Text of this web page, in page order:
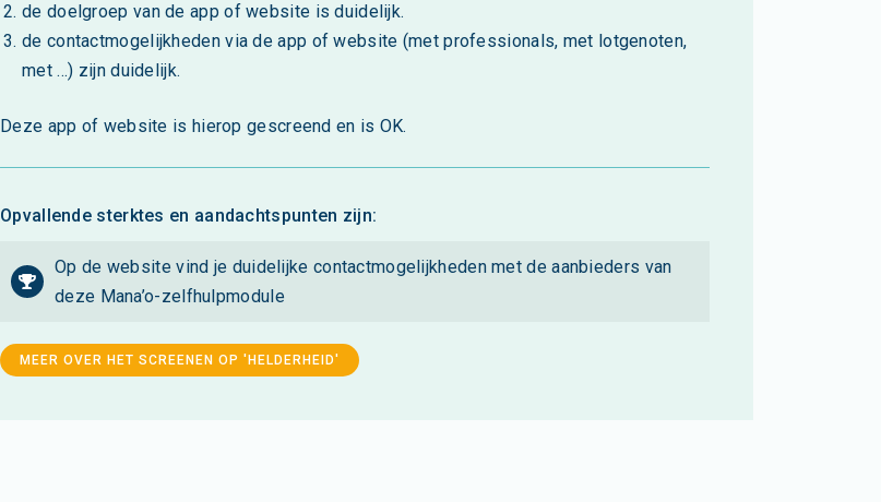
de doelgroep van de app of website is duidelijk.
de contactmogelijkheden via de app of website (met professionals, met lotgenoten,
met ...) zijn duidelijk.
Deze app of website is hierop gescreend en is OK.
Opvallende sterktes en aandachtspunten zijn:
Op de website vind je duidelijke contactmogelijkheden met de aanbieders van
deze Mana’o-zelfhulpmodule
MEER OVER HET SCREENEN OP 'HELDERHEID'